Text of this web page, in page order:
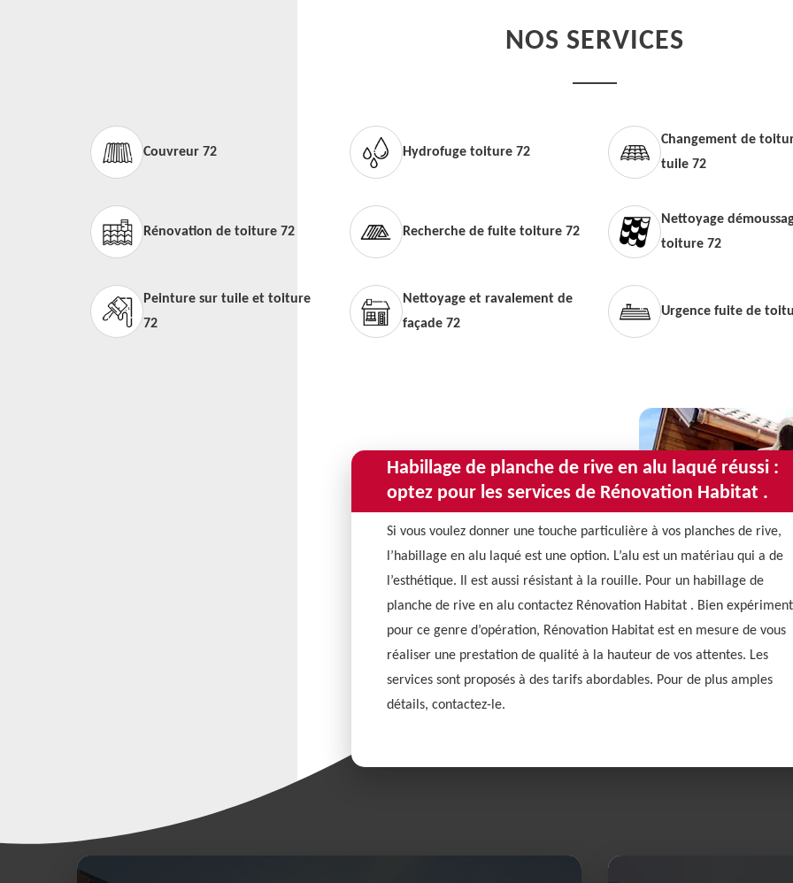
NOS SERVICES
Couvreur 72 Hydrofuge toiture 72
Changement de
tuile 72
Rénovation de toiture 72 Recherche de fuite toiture 72
Nettoyage
toiture 72
Peinture sur tuile et toiture
72
Nettoyage et ravalement de
façade 72
Urgence fuite de
Habillage de planche de rive en alu laqué réussi :
optez pour les services de Rénovation Habitat .
Si vous voulez donner une touche particulière à vos planches de rive,
l’habillage en alu laqué est une option. L’alu est un matériau qui a de
l’esthétique. Il est aussi résistant à la rouille. Pour un habillage de
planche de rive en alu contactez Rénovation Habitat . Bien
pour ce genre d’opération, Rénovation Habitat est en mesure de vous
réaliser une prestation de qualité à la hauteur de vos attentes. Les
services sont proposés à des tarifs abordables. Pour de plus amples
détails, contactez-le.